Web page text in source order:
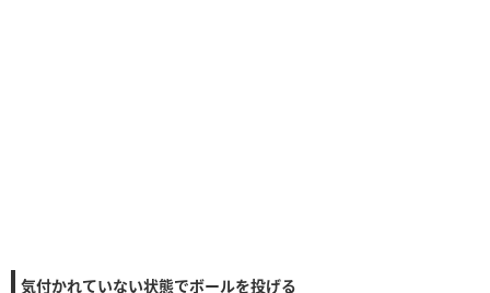
気付かれていない状態でボールを投げる